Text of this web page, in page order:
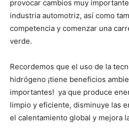
provocar cambios muy
industria automotriz, así como
competencia y comenzar una
verde.
Recordemos que el uso de la
hidrógeno ¡tiene beneficios
importantes! ya que produce
limpio y eficiente, disminuye las
el calentamiento global y mejora